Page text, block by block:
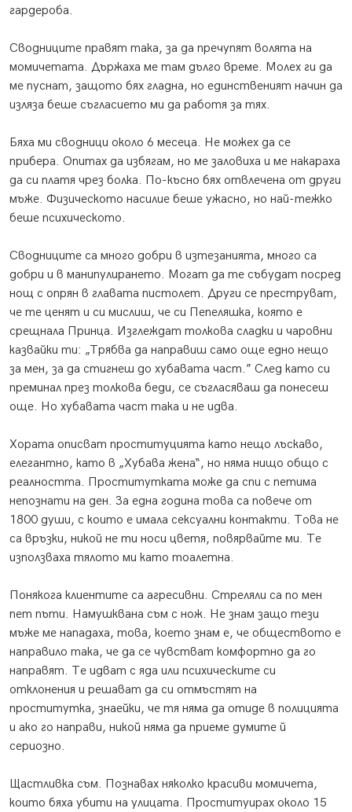
гардероба.
Сводниците правят така, за да пречупят волята на
момичетата. Държаха ме там дълго време. Молех ги да
ме пуснат, защото бях гладна, но единственият начин да
изляза беше съгласието ми да работя за тях.
Бяха ми сводници около 6 месеца. Не можех да се
прибера. Опитах да избягам, но ме заловиха и ме накараха
да си платя чрез болка. По-късно бях отвлечена от други
мъже. Физическото насилие беше ужасно, но най-тежко
беше психическото.
Сводниците са много добри в изтезанията, много са
добри и в манипулирането. Могат да те събудат посред
нощ с опрян в главата пистолет. Други се преструват,
че те ценят и си мислиш, че си Пепеляшка, която е
срещнала Принца. Изглеждат толкова сладки и чаровни
казвайки ти: „Трябва да направиш само още едно нещо
за мен, за да стигнеш до хубавата част.” След като си
преминал през толкова беди, се съгласяваш да понесеш
още. Но хубавата част така и не идва.
Хората описват проституцията като нещо лъскаво,
елегантно, като в „Хубава жена“, но няма нищо общо с
реалността. Проститутката може да спи с петима
непознати на ден. За една година това са повече от
1800 души, с които е имала сексуални контакти. Това не
са връзки, никой не ти носи цветя, повярвайте ми. Те
използваха тялото ми като тоалетна.
Понякога клиентите са агресивни. Стреляли са по мен
пет пъти. Намушквана съм с нож. Не знам защо тези
мъже ме нападаха, това, което знам е, че обществото е
направило така, че да се чувстват комфортно да го
направят. Те идват с яда или психическите си
отклонения и решават да си отмъстят на
проститутка, знаейки, че тя няма да отиде в полицията
и ако го направи, никой няма да приеме думите й
сериозно.
Щастливка съм. Познавах няколко красиви момичета,
които бяха убити на улицата. Проституирах около 15